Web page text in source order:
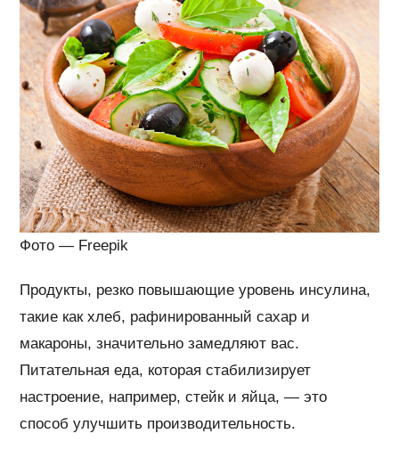
Фото — Freepik
Продукты, резко повышающие уровень инсулина,
такие как хлеб, рафинированный сахар и
макароны, значительно замедляют вас.
Питательная еда, которая стабилизирует
настроение, например, стейк и яйца, — это
способ улучшить производительность.